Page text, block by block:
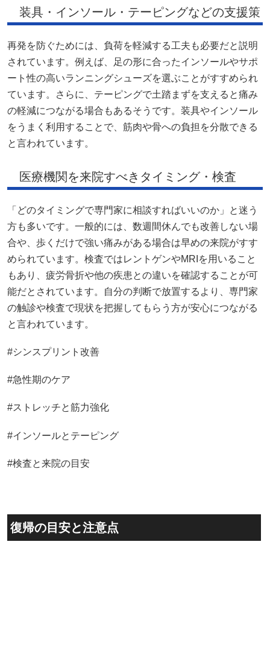
装具・インソール・テーピングなどの支援策
再発を防ぐためには、負荷を軽減する工夫も必要だと説明
されています。例えば、足の形に合ったインソールやサポ
ート性の高いランニングシューズを選ぶことがすすめられ
ています。さらに、テーピングで土踏まずを支えると痛み
の軽減につながる場合もあるそうです。装具やインソール
をうまく利用することで、筋肉や骨への負担を分散できる
と言われています。
医療機関を来院すべきタイミング・検査
「どのタイミングで専門家に相談すればいいのか」と迷う
方も多いです。一般的には、数週間休んでも改善しない場
合や、歩くだけで強い痛みがある場合は早めの来院がすす
められています。検査ではレントゲンやMRIを用いること
もあり、疲労骨折や他の疾患との違いを確認することが可
能だとされています。自分の判断で放置するより、専門家
の触診や検査で現状を把握してもらう方が安心につながる
と言われています。
#シンスプリント改善
#急性期のケア
#ストレッチと筋力強化
#インソールとテーピング
#検査と来院の目安
復帰の目安と注意点